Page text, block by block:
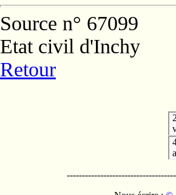
Source n° 67099
Etat civil d'Inchy
Retour